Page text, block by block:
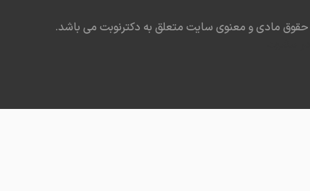
مادی و معنوی سایت متعلق به دکترنوبت می باشد.